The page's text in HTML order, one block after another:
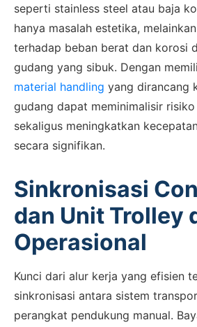
seperti stainless steel atau baja
hanya masalah estetika,
terhadap beban berat dan korosi
gudang yang sibuk. Dengan
material handling yang dirancang
gudang dapat meminimalisir
sekaligus meningkatkan
secara signifikan.
Sinkronisasi
dan Unit Trolley
Operasional
Kunci dari alur kerja yang efisien
sinkronisasi antara sistem
perangkat pendukung manual.